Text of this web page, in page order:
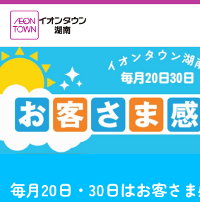
毎月20日・30日はお客さ